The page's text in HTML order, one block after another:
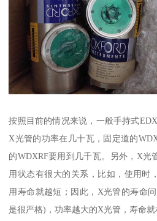
按照目前的情况来说，一般手持式
X光管的功率在几十瓦，固定道的
的WDXRF要用到几千瓦。另外，X光
用状态有很大的关系，比如，使用时
用寿命就越短；因此，X光管的寿命
是很严格)，功率越大的X光管，寿命就